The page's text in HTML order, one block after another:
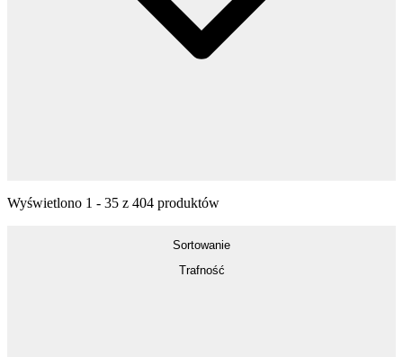
Wyświetlono 1 - 35 z 404 produktów
Sortowanie
Trafność